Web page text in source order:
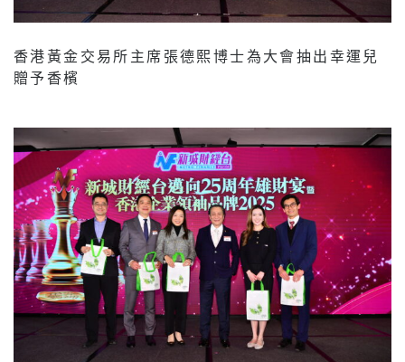
香港黃金交易所主席張德熙博士為大會抽出幸運兒
贈予香檳